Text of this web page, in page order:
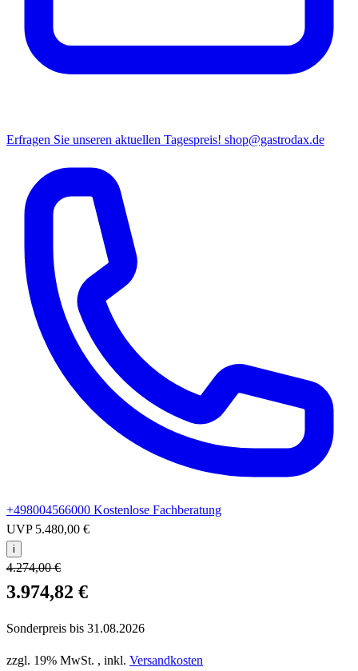
Erfragen Sie unseren aktuellen Tagespreis! shop@gastrodax.de
+498004566000 Kostenlose Fachberatung
UVP 5.480,00 €
i
4.274,00 €
3.974,82 €
Sonderpreis bis 31.08.2026
zzgl. 19% MwSt. , inkl. Versandkosten